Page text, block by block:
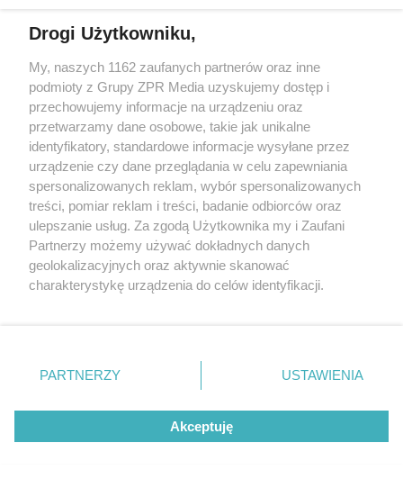
PIŁKA NOŻNA
Legia Warszawa traci punkty w
Kielcach. Pogoń i Górnik z ważnymi
zwycięstwami
Drogi Użytkowniku,
My, naszych 1162 zaufanych partnerów oraz inne
podmioty z Grupy ZPR Media uzyskujemy dostęp i
przechowujemy informacje na urządzeniu oraz
przetwarzamy dane osobowe, takie jak unikalne
identyfikatory, standardowe informacje wysyłane przez
urządzenie czy dane przeglądania w celu zapewniania
spersonalizowanych reklam, wybór spersonalizowanych
treści, pomiar reklam i treści, badanie odbiorców oraz
ulepszanie usług. Za zgodą Użytkownika my i Zaufani
Partnerzy możemy używać dokładnych danych
geolokalizacyjnych oraz aktywnie skanować
charakterystykę urządzenia do celów identyfikacji.
zmienić/wycofać klikając przycisk ustawień prywatności
znajdujący się w lewym dolnym rogu strony
rodzaje przetwarzania danych nie wymagają zgody
użytkownika, ale masz prawo sprzeciwić się takiemu
przetwarzaniu. Preferencje będą miały zastosowanie tylko
PARTNERZY USTAWIENIA
Akceptuję